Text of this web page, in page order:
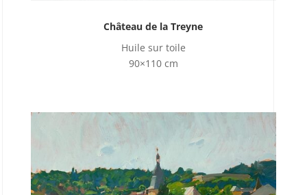
Château de la Treyne
Huile sur toile
90×110 cm